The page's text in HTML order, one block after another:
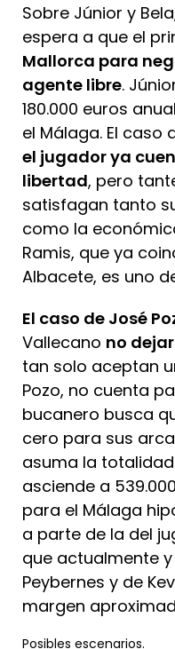
Sobre Júnior y
espera a que el
Mallorca para
agente libre.
180.000 euros
el Málaga. El caso
el jugador ya
libertad, pero
satisfagan tanto
como la
Ramis, que ya
Albacete, es uno
El caso de José
Vallecano no
tan solo aceptan
Pozo, no cuenta
bucanero busca
cero para sus
asuma la
asciende a
para el Málaga
a parte de la del
que actualmente
Peybernes y de
margen
Posibles escenarios.